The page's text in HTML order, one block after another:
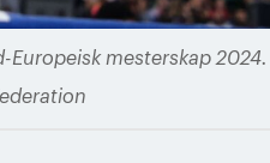
Europeisk mesterskap 2024.